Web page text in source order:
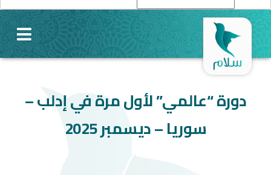
دورة “عالمي” لأول مرة في إدلب –
سوريا – ديسمبر 2025